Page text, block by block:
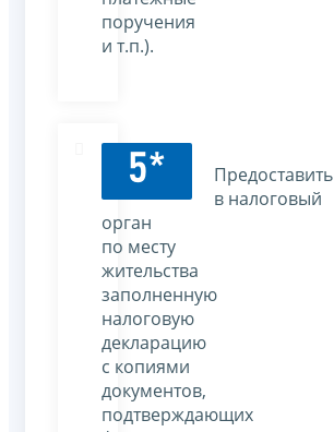
поручения
и т.п.).
5*
Предоставить
в налоговый
орган
по месту
жительства
заполненную
налоговую
декларацию
с копиями
документов,
подтверждающих